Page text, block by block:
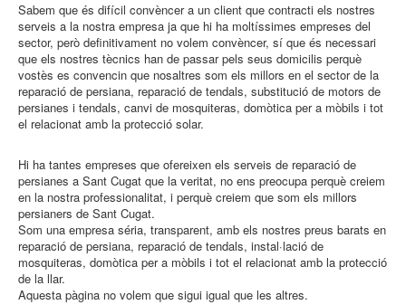
Sabem que és difícil convèncer a un client que contracti els nostres
serveis a la nostra empresa ja que hi ha moltíssimes empreses del
sector, però definitivament no volem convèncer, sí que és necessari
que els nostres tècnics han de passar pels seus domicilis perquè
vostès es convencin que nosaltres som els millors en el sector de la
reparació de persiana, reparació de tendals, substitució de motors de
persianes i tendals, canvi de mosquiteras, domòtica per a mòbils i tot
el relacionat amb la protecció solar.
Hi ha tantes empreses que ofereixen els serveis de reparació de
persianes a Sant Cugat que la veritat, no ens preocupa perquè creiem
en la nostra professionalitat, i perquè creiem que som els millors
persianers de Sant Cugat.
Som una empresa séria, transparent, amb els nostres preus barats en
reparació de persiana, reparació de tendals, instal·lació de
mosquiteras, domòtica per a mòbils i tot el relacionat amb la protecció
de la llar.
Aquesta pàgina no volem que sigui igual que les altres.